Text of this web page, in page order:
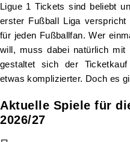
Ligue 1 Tickets sind beliebt
erster Fußball Liga
für jeden Fußballfan. Wer
will, muss dabei natürlich mit
gestaltet sich der
etwas komplizierter. Doch es
Aktuelle Spiele für
2026/27